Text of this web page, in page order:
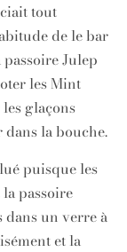
tout
de le bar
Julep
les Mint
glaçons
la bouche.
puisque les
passoire
un verre à
et la